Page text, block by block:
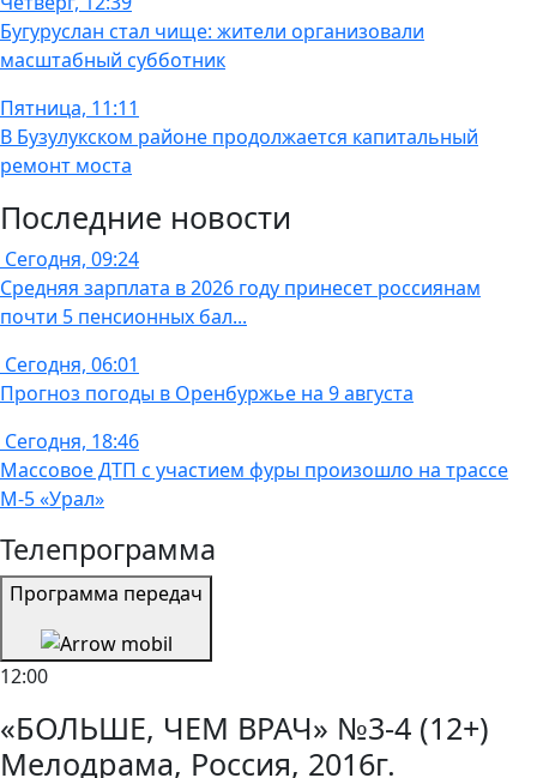
Бугуруслан стал чище: жители организовали
масштабный субботник
Пятница, 11:11
В Бузулукском районе продолжается капитальный
ремонт моста
Последние новости
Сегодня, 09:24
Средняя зарплата в 2026 году принесет россиянам
почти 5 пенсионных бал...
Сегодня, 06:01
Прогноз погоды в Оренбуржье на 9 августа
Сегодня, 18:46
Массовое ДТП с участием фуры произошло на трассе
М-5 «Урал»
Телепрограмма
Программа передач
12:00
«БОЛЬШЕ, ЧЕМ ВРАЧ» №3-4 (12+)
Мелодрама, Россия, 2016г.